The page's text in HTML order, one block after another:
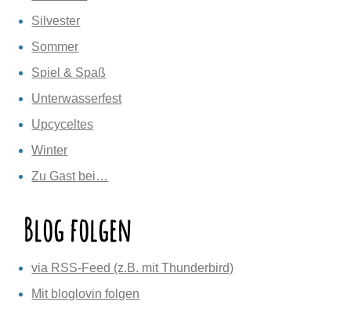
Silvester
Sommer
Spiel & Spaß
Unterwasserfest
Upcyceltes
Winter
Zu Gast bei…
Blog folgen
via RSS-Feed (z.B. mit Thunderbird)
Mit bloglovin folgen